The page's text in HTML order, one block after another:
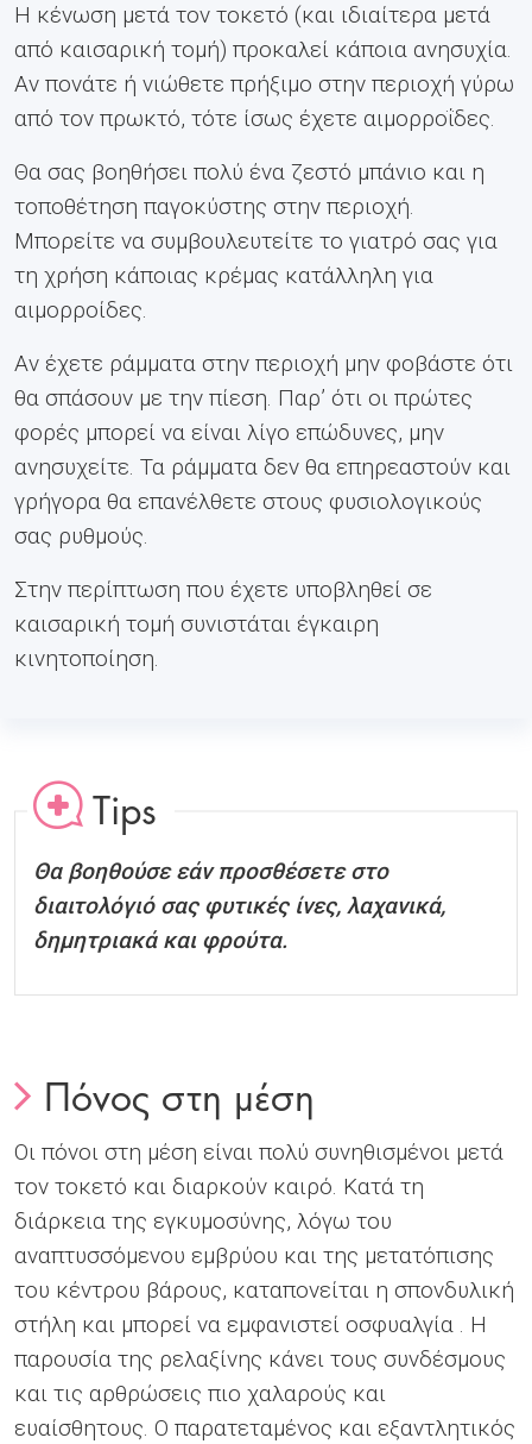
Η κένωση μετά τον τοκετό (και ιδιαίτερα μετά
από καισαρική τομή) προκαλεί κάποια ανησυχία.
Αν πονάτε ή νιώθετε πρήξιμο στην περιοχή γύρω
από τον πρωκτό, τότε ίσως έχετε αιμορροΐδες.
Θα σας βοηθήσει πολύ ένα ζεστό μπάνιο και η
τοποθέτηση παγοκύστης στην περιοχή.
Μπορείτε να συμβουλευτείτε το γιατρό σας για
τη χρήση κάποιας κρέμας κατάλληλη για
αιμορροίδες.
Αν έχετε ράμματα στην περιοχή μην φοβάστε ότι
θα σπάσουν με την πίεση. Παρ’ ότι οι πρώτες
φορές μπορεί να είναι λίγο επώδυνες, μην
ανησυχείτε. Τα ράμματα δεν θα επηρεαστούν και
γρήγορα θα επανέλθετε στους φυσιολογικούς
σας ρυθμούς.
Στην περίπτωση που έχετε υποβληθεί σε
καισαρική τομή συνιστάται έγκαιρη
κινητοποίηση.
Tips
Θα βοηθούσε εάν προσθέσετε στο
διαιτολόγιό σας φυτικές ίνες, λαχανικά,
δημητριακά και φρούτα.
Πόνος στη μέση
Οι πόνοι στη μέση είναι πολύ συνηθισμένοι μετά
τον τοκετό και διαρκούν καιρό. Κατά τη
διάρκεια της εγκυμοσύνης, λόγω του
αναπτυσσόμενου εμβρύου και της μετατόπισης
του κέντρου βάρους, καταπονείται η σπονδυλική
στήλη και μπορεί να εμφανιστεί οσφυαλγία . Η
παρουσία της ρελαξίνης κάνει τους συνδέσμους
και τις αρθρώσεις πιο χαλαρούς και
ευαίσθητους. Ο παρατεταμένος και εξαντλητικός